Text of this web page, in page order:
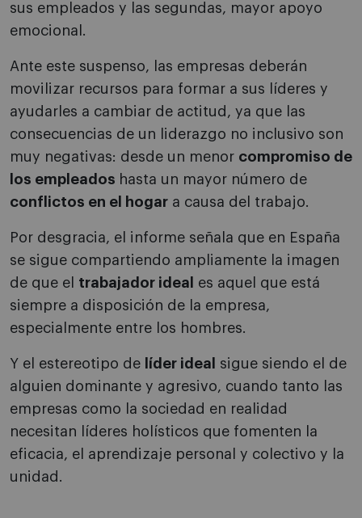
sus empleados y las segundas, mayor apoyo
emocional.
Ante este suspenso, las empresas deberán
movilizar recursos para formar a sus líderes y
ayudarles a cambiar de actitud, ya que las
consecuencias de un liderazgo no inclusivo son
muy negativas: desde un menor compromiso de
los empleados hasta un mayor número de
conflictos en el hogar a causa del trabajo.
Por desgracia, el informe señala que en España
se sigue compartiendo ampliamente la imagen
de que el trabajador ideal
es aquel que está
siempre a disposición de la empresa,
especialmente entre los hombres.
Y el estereotipo de líder ideal
sigue siendo el de
alguien dominante y agresivo, cuando tanto las
empresas como la sociedad en realidad
necesitan líderes holísticos que fomenten la
eficacia, el aprendizaje personal y colectivo y la
unidad.